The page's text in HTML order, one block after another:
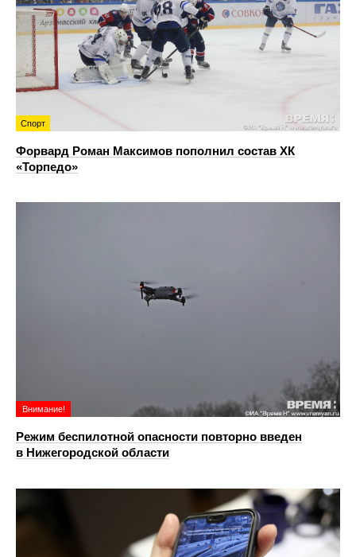
Спорт
Форвард Роман Максимов пополнил состав ХК
«Торпедо»
Внимание!
Режим беспилотной опасности повторно введен
в Нижегородской области